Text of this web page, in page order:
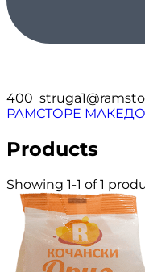
РАМСТОРЕ
Products
Showing 1-1 of 1